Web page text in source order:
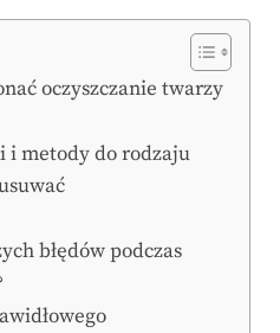
oczyszczanie twarzy
i metody do rodzaju
błędów podczas